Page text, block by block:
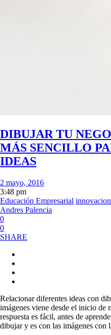
DIBUJAR TU
MÁS SENCILLO
IDEAS
2 mayo, 2016
3:48 pm
Educación Empresarial innovacion
Andres Palencia
0
0
SHARE
Relacionar diferentes ideas con
imágenes viene desde el inicio de
respuesta es fácil, antes de
dibujar y es con las imágenes con